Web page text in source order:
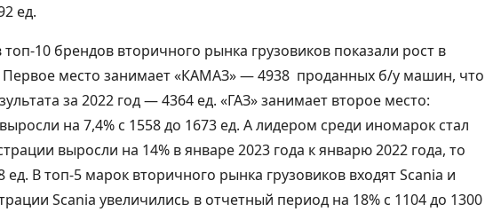
ед.
10 брендов вторичного рынка грузовиков показали рост в
место занимает «КАМАЗ» — 4938 проданных б/у машин, что
за 2022 год — 4364 ед. «ГАЗ» занимает второе место:
на 7,4% с 1558 до 1673 ед. А лидером среди иномарок стал
выросли на 14% в январе 2023 года к январю 2022 года, то
ед. В топ-5 марок вторичного рынка грузовиков входят Scania и
Scania увеличились в отчетный период на 18% с 1104 до 1300